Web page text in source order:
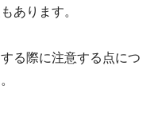
あります。
る際に注意する点につ